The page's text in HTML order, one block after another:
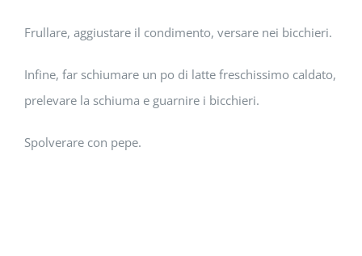
Frullare, aggiustare il condimento, versare nei bicchieri.
Infine, far schiumare un po di latte freschissimo caldato,
prelevare la schiuma e guarnire i bicchieri.
Spolverare con pepe.